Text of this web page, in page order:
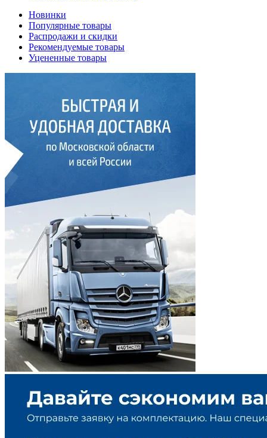
Новинки
Популярные товары
Распродажи и скидки
Рекомендуемые товары
Уцененные товары